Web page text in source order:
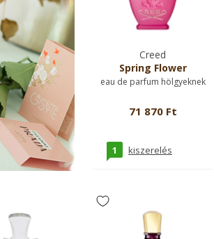
Creed
Spring Flower
eau de parfum hölgyeknek
71 870 Ft
1 kiszerelés